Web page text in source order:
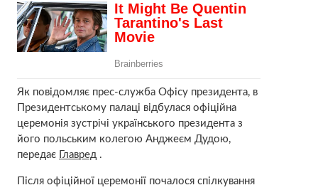
Як повідомляє прес-служба Офісу президента, в
Президентському палаці відбулася офіційна
церемонія зустрічі українського президента з
його польським колегою Анджеєм Дудою,
передає Главред .
Після офіційної церемонії почалося спілкування